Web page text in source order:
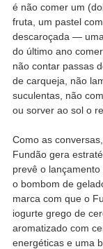
é não comer um
fruta, um pastel
descaroçada —
do último ano
não contar passas
de carqueja, não
suculentas, não
ou sorver ao sol o
Como as
Fundão gera
prevê o
o bombom de
marca com que o
iogurte grego de
aromatizado com
energéticas e uma